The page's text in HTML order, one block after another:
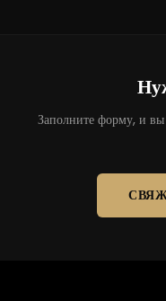
Заполните форму, и вы